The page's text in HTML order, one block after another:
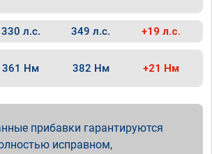
330 л.с. 349 л.с. +19 л.с.
361 Нм 382 Нм +21 Нм
прибавки гарантируются
исправном,